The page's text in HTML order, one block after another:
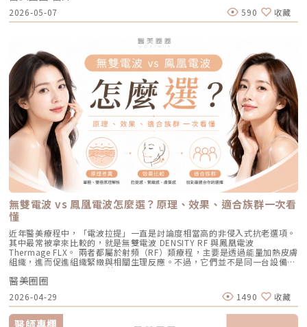
在發炎，但其他區域的皮脂腺可能也處於過度活躍的狀態。全臉均勻施打可
以達到整體控油、預防其他部位未來爆發的效果。當然，醫師在施打時，會
針對正在發炎的嚴重區域特別加強能量。Q4：三次療程結束後，一輩子都
幅萎縮皮脂腺，把出油量降到極低，讓長痘痘的機率降到最低。但人體是有
自我修復機制的，經過數年後，部分皮脂腺可能會慢慢恢復部分功能。此
外，極端的壓力、嚴重的賀爾蒙失調依然可能引發零星的痘痘。但整體來
說，膚況絕對會比治療前穩定非常多。許多人會選擇在 1 到 2 年後，將
AviClear 作為年度的「控油進廠保養」來施打一次。Q5：打完 AviClear 後
有修復期嗎？該怎麼保養？A：由於屬於「非侵入性」的安全療程，術後皮
膚最多只會有輕微的泛紅，通常在幾個小時到一天內就會自然消退，完全不
影響日常上班上課。術後的保養也非常簡單：只要做好「基礎保濕」與「確
實防曬」，並在術後一週內暫停使用美白、酸類或去角質等刺激性產品即
可。對於忙碌的現代人來說，是非常友善的午休醫美選擇。拿回肌膚的主導
權，抗痘不再是一場苦戰青春痘從來就不只是一個表面的皮膚問題，它更深
刻地牽動著個人的自信心與社交生活。過去，嚴重痘痘肌患者往往陷入兩
難：任憑痘痘反覆肆虐，或是無奈忍受口服藥物的強烈副作用。隨著 2026
年新一代抗痘武器AviClear 戰痘雷射（1726nm）問世，無疑為醫學美容界
與深受痘痘困擾的患者，提供了一個全新、安全且具備極長效性的無藥物解
答。它成功將抗痘戰場，從伴隨負擔的全身性藥物代謝，精準轉移至局部的
皮脂腺控制，從源頭阻斷致痘環境。如果你也厭倦了反覆擦藥、吃藥的無盡
輪迴，渴望重新擁有一張清爽、穩定、不易泛油光的健康臉龐，建議尋求專
業醫師進行完整的膚況評估。透過精準的雷射療程規劃，為自己預約一個遠
離痘疤與油光的全新未來！
疤、嚴重凹洞型毛孔粗大。效果與特色：效果非常強大且顯著，但相對的
「破壞力」也強。術後會有明顯的點狀結痂、流組織液，恢復期較長（約需
波 Exion、無限電波 Potenza）原理：結合了「微針」與「電波（RF）」
雙重優勢。透過極細的微針穿透表皮，在到達真皮層特定深度時瞬間釋放電
波熱能。這不僅能刺激膠原蛋白與彈力蛋白重組（改善老化型毛孔），微針
的物理性破壞與電波熱能，還能破壞過度活躍的皮脂腺（改善出油型毛
孔）。適合誰：混合型毛孔（又油又鬆弛）、肝斑體質不適合打高能量雷射
者、想全面提升膚質緊緻度的人。效果與特色：因為熱能在皮膚深層釋放，
表皮的熱傷害極小，退紅快（通常隔天即可上妝）。對於膚質的「整體優
化」有非常亮眼的表現。5. 物理性微創重建：得美微針筆（Dermapen）原
理：透過儀器上極細微的針頭，在肌膚表層每秒創造出1,920的微小穿刺通
道。這種「微破壞」能直接啟動肌膚天然的傷口癒合機制，刺激膠原蛋白與
彈力蛋白增生。更棒的是，這些微通道能像海綿一樣，大幅提升後續保養精
華（如生長因子、高濃度玻尿酸）的吸收率，達到加乘的養膚效果。適合族
群：老化型毛孔、淺層凹洞型毛孔、膚質粗糙者，以及對部分能量型療程較
為敏感、希望降低反黑風險的族群（實際仍需由醫師評估）。效果與特色：
因為沒有雷射或電波的「熱傷害」，所以術後照顧相對簡單，反黑機率極
低。做完後通常會有 1~3 天的微泛紅，能溫和改善膚質與毛孔細緻度的新
興療程。醫美療程怎麼選？重點大評比為了讓你更清楚怎麼挑選，我們整理
了五大主力療程的比較表：療程後的關鍵：醫美術後保養黃金法則許多人投
入療程本身，卻忽略術後照護的重要性，可能影響修復效果，甚至增加色素
沉澱風險。掌握以下三大原則，有助於穩定膚況並延續療程效果：1. 加強保
濕修護雷射或電波療程後，肌膚屏障暫時較為脆弱，容易出現乾燥與水分流
失。建議選擇成分單純、無香精與酒精的保濕與修護產品（如玻尿酸、神經
醯胺），協助維持肌膚修復所需的穩定環境。2. 落實防曬措施術後肌膚對紫
外線較為敏感，建議使用足夠防曬係數（如 SPF30–50 以上），並搭配帽
子、陽傘等物理性防曬，以降低色素沉澱的風險。3. 避免刺激性保養於恢復
期間內，應暫停使用酸類（如果酸、水楊酸）、A醇、去角質及高刺激性美
白產品。實際恢復時間會依療程種類與個人膚況不同，建議依照醫師指示逐
步恢復日常保養。毛孔粗大常見問題Q&A Q1：做完醫美，毛孔就可以「完
全消失」嗎？ 這是不切實際的期望喔！毛孔是皮膚正常的生理結構，不可
能完全消失不見。醫美療程的目標是讓變大、變形毛孔「縮小、變淺」，讓
熱破壞，因此對周邊組織更溫和。簡單來說，它讓除斑從過去較不穩定的模
式，提升為更可控、恢復期更短的療程設計。Reepot 三大核心技術：讓除
斑更精準、安全、穩定在眾多除斑雷射中，Reepot 之所以被視為新一代的
術，不只是把能量打在斑點上，而是以更科學、更安全的方式處理色素問
題。AutoDerm 智慧影像分析系統在正式治療前，系統會先掃描肌膚，辨識
每一處斑點的分布、深度與範圍。這讓醫師不再只依賴肉眼判斷，而是能透
過影像資訊調整能量，讓治療更客製化、也更一致。對於斑點多、深淺不一
或分布不規則的人來說，這項技術能有效提升治療的精準度。CPTL 超冷卻
保護除斑過程中最令人擔心的副作用之一，就是因熱能過高造成紅腫、脫
皮，甚至反黑。CPTL 的作用是在雷射擊發的同時迅速降溫，使肌膚保持在
低溫狀態，避免熱能向周圍擴散。皮膚被冷保護包覆後，不僅治療時更舒
適，也能減少後續的發炎反應，讓整體修復期縮短許多。VSLS色素冷剝離
技術在 532 奈米波長下，Reepot 的能量並非以高熱燒灼黑色素，而是以機
械式的震動作用使色素顆粒鬆動、分離，再交由身體自然代謝。這項機制能
同時保護真皮層的血管結構，減少對健康組織的影響，讓整個治療更溫和，
也降低出現過度刺激或色素反應的可能性。透過這三項核心技術的搭配，
Reepot 不只是單純「把斑點打掉」，而是以更安全、更穩定的方式改善色
素問題，也更符合現代人對於恢復期短、風險低的期待。Reepot 為何能將
斑點一撕即除？人工皮代謝讓改善更有感為什麼 Reepot 能做到治療後「撕
除人工皮時同步帶走斑點」？這與它的能量作用與術後設計密切相關。
Reepot 透過 532 nm 能量搭配冷剝離技術，使表層黑色素逐漸被帶向角質
層；治療後覆蓋的人工皮則提供穩定、封閉式的修復環境，讓色素在代謝期
間被更完整地固定在表皮。當人工皮在回診時由專業人員取下，老化角質連
同部分色素會一併脫落，因此能呈現出「一撕即除」的改善效果。以冷卻保
護與機械式震動相結合的方式，讓斑點代謝更有感，也讓治療成果更直觀。
誰適合做 Reepot？讓你一眼就能找到自己的定位Reepot 特別適合以下肌
膚需求： 曬斑、雀斑、老人斑、顴骨母斑 膚色暗沉不均，看起來不夠乾淨
做過除斑，但怕反黑、怕紅腫 希望治療後恢復期短、隔天能上班 膚質偏薄
或偏敏感，不敢嘗試侵略性太高的治療Reepot AI時光雷射的效果：一次能
改善什麼？以下為臨床上常見改善情況（效果因個人皮膚而異）： 斑點淡
化明顯 膚色提亮、均勻度提升 老人斑變淡、邊界變柔和 妝感變乾淨，妝更
貼更亮 肌膚質地有細緻感Reepot 術後恢復期與照護指南Reepot 最大優勢
之一就是修復期短。常見反應淡淡泛紅：1–3 天斑點結痂／色素加深：3–7
改善皮膚的鬆、細紋、膚質與緊緻度。 音波偏向改善輪廓的垂、嘴邊肉、
下顎線與深層支撐。 例如：如果把臉比喻成一棟房子，電波比較像是在整
理牆面，讓表面變得更平整、更緊；音波則比較像是在加強地基與支撐結
拉提使用的是 RF 射頻能量。RF 是 Radiofrequency 的縮寫。原理是透過
射頻能量在皮膚組織中產生熱能，讓膠原蛋白受熱收縮，並啟動後續的膠原
蛋白新生與重組。很多人一聽到「加熱」會覺得很抽象，電波不是只打一個
點，而是讓一段皮膚組織被均勻加熱。當皮膚裡的膠原纖維遇到適當熱能，
就像鬆掉的彈力網被重新收緊，視覺上會有比較緊、平整的感覺。所以電波
常見的效果感受包括：皮膚變緊、細紋變淡、毛孔視覺變細緻、臉部鬆弛感
改善、膚質變得比較平滑。也因為電波比較強調「皮膚緊緻」和「膚質改
善」，所以如果困擾的是臉看起來鬆鬆的、眼周或嘴邊有細紋、臉頰摸起來
不夠緊實，電波通常會是可以評估的方向。但要注意，電波不是做完就立刻
變成另一張臉。效果通常會分成兩個階段：一部分人會先感覺皮膚有收緊
感，後續則會隨著膠原蛋白慢慢新生，讓緊緻度逐漸出現。音波是什麼？重
點在聚焦超音波與深層拉提音波拉提使用的是 聚焦式超音波能量，常見名
稱包含 HIFU、MFU 或 MFU-V。它的特色是可以把能量聚焦到皮膚深層，形
成一個個熱凝結點，刺激組織收縮與膠原蛋白新生。部分音波療程可透過不
同深度探頭，將能量作用到接近深層支撐結構的位置，例如常被討論的
SMAS 筋膜層。SMAS 是臉部支撐結構的一部分，傳統拉皮手術也會處理這
個層次。音波的概念，就是透過非侵入式方式，把能量送到較深層的支撐結
構，幫助輪廓往上拉。所以音波常見的效果感受包括：下顎線變清楚、嘴邊
肉改善、臉部線條變順、雙下巴或下半臉鬆垂感變少。如果你的困擾不是細
紋，而是「臉往下掉」、「輪廓線越來越模糊」、「拍照時下半臉變重」，
音波通常會比電波更貼近你的需求。不過音波也不是越深越好、越痛越有
效。不同部位需要不同探頭、不同深度與不同發數，醫師必須依照臉型、脂
肪厚度、骨架與皮膚狀況去規劃。打錯層次、能量過高或發數不合適，都可
能影響效果與安全性。電波、音波、傳統拉皮手術差異表 項目 電波拉提 音
波拉提 傳統拉皮手術 療程原理 使用RF射頻能量，透過熱能刺激膠原蛋白收
縮與新生 使用聚焦式超音波能量，將熱能聚焦到特定深度，刺激組織收縮
與膠原蛋白新生 透過外科手術方式，移除多餘皮膚，並重新拉提、固定鬆
弛組織 作用方向 偏向皮膚緊緻、細紋、膚質與鬆弛感改善 偏向深層支撐、
輪廓拉提、下顎線與嘴邊肉改善 偏向明顯鬆弛、下垂組織與多餘皮膚的結
構性改善 常見作用層次 真皮層、皮下組織，依儀器與能量設定不同 真皮
2026-05-07 590 收藏
無雙電波 vs 鳳凰電波怎麼選？原理、效果、適合族群一次看
懂
近年醫美療程中，「電波拉提」一直是討論度相當高的非侵入式抗老選項。
其中最常被拿來比較的，就是無雙電波 DENSITY RF 與鳳凰電波
Thermage FLX。 兩者都屬於射頻（RF）類療程，主要是透過能量加熱皮膚
組織，進而促進組織緊緻與相關生理反應。不過，它們並不是同一台設備，
也不只是名稱不同而已。 簡單來說： 鳳凰電波較常被用於輪廓緊緻與拉提
需求，屬於單極射頻應用的代表療程； 無雙電波則為結合單極與雙極射頻
的複合式電波療程，常被用於同時兼顧緊緻與膚質改善。 根據原廠資料，
Thermage 為非侵入式射頻療程，可應用於肌膚緊緻與平滑需求；而
DENSITY 則採用單極與雙極射頻能量，可作用於不同皮膚層次。 這也是為
什麼許多人在選擇療程時會產生疑問： 我需要的是「輪廓拉提」，還是
醫美圈圈
2026-04-29 1490 收藏
醫師專欄